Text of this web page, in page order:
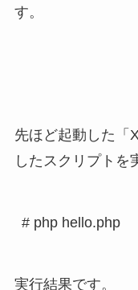
す。
先ほど起動した「
したスクリプトを
# php hello.php
実行結果です。